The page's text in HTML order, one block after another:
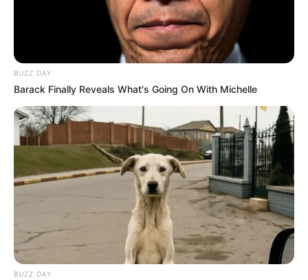
BUZZ DAY
Barack Finally Reveals What's Going On With Michelle
BUZZ DAY